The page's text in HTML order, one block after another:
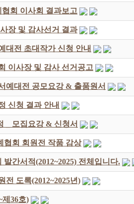
회 이사회 결과보고
장 및 감사선거 결과
대전 초대작가 신청 안내
이사장 및 감사 선거공고
예대전 공모요강 & 출품원서
신청 결과 안내
_ 모집요강 & 신청서
협회 회원전 작품 감상
발간서적(2012~2025) 전체입니다.
전 도록(2012~2025년)
제36호)